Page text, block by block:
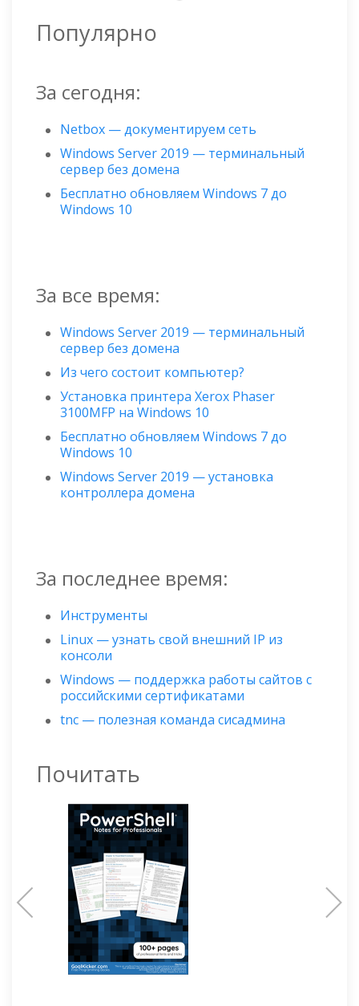
Популярно
За сегодня:
Netbox — документируем сеть
Windows Server 2019 — терминальный
сервер без домена
Бесплатно обновляем Windows 7 до
Windows 10
За все время:
Windows Server 2019 — терминальный
сервер без домена
Из чего состоит компьютер?
Установка принтера Xerox Phaser
3100MFP на Windows 10
Бесплатно обновляем Windows 7 до
Windows 10
Windows Server 2019 — установка
контроллера домена
За последнее время:
Инструменты
Linux — узнать свой внешний IP из
консоли
Windows — поддержка работы сайтов с
российскими сертификатами
tnc — полезная команда сисадмина
Почитать